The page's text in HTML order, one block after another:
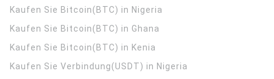
Kaufen Sie Bitcoin(BTC) in Nigeria
Kaufen Sie Bitcoin(BTC) in Ghana
Kaufen Sie Bitcoin(BTC) in Kenia
Kaufen Sie Verbindung(USDT) in Nigeria